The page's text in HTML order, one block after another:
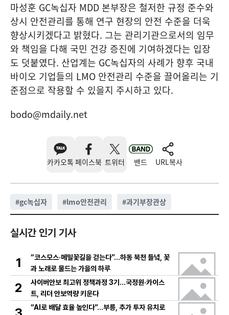
마성훈 GC녹십자 MDD 본부장은 철저한 규정 준수와
상시 안전관리를 통해 연구 현장의 안전 수준을 더욱
향상시키겠다고 밝혔다. 그는 관리기관으로서의 임무
와 책임을 다해 국민 건강 증진에 기여하겠다는 입장
도 덧붙였다. 산업계는 GC녹십자의 사례가 향후 국내
바이오 기업들의 LMO 안전관리 수준을 끌어올리는 기
준점으로 작용할 수 있을지 주시하고 있다.
bodo@mdaily.net
카카오톡 페이스북 트위터 밴드 URL복사
#gc녹십자 #lmo안전관리 #과기부장관상
실시간 인기 기사
1
“코스모스·메밀꽃길을 걷는다”…하동 북천 들녘, 꽃
과 노래로 물드는 가을의 하루
2
사이버안보 최고위 정책과정 3기…국정원·카이스
트, 리더 안보역량 키운다
“AI로 배달 효율 높인다”…부릉, 추가 투자 유치로